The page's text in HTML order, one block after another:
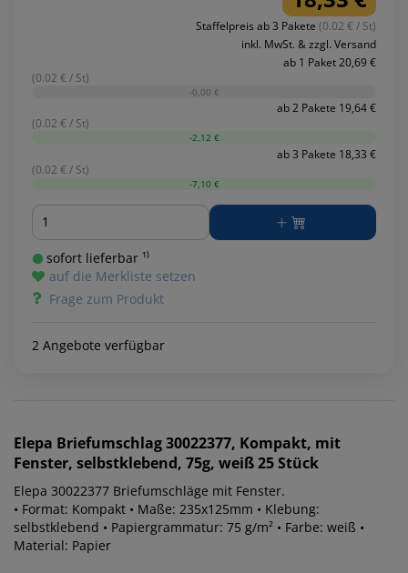
Staffelpreis ab 3 Pakete (0.02 € / St)
inkl. MwSt. & zzgl. Versand
ab 1 Paket 20,69 €
(0.02 € / St)
-0,00 €
ab 2 Pakete 19,64 €
(0.02 € / St)
-2,12 €
ab 3 Pakete 18,33 €
(0.02 € / St)
-7,10 €
Menge
sofort lieferbar ¹⁾
auf die Merkliste setzen
Frage zum Produkt
2 Angebote verfügbar
Elepa Briefumschlag 30022377, Kompakt, mit
Fenster, selbstklebend, 75g, weiß 25 Stück
Elepa 30022377 Briefumschläge mit Fenster.
• Format: Kompakt • Maße: 235x125mm • Klebung:
selbstklebend • Papiergrammatur: 75 g/m² • Farbe: weiß •
Material: Papier